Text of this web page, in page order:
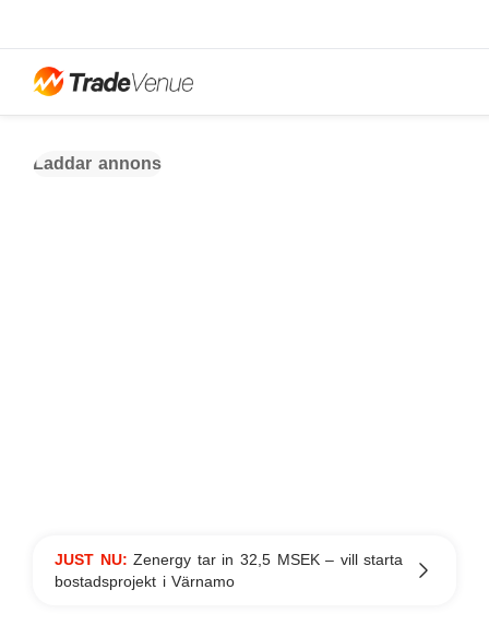
Laddar annons
JUST NU:Zenergy tar in 32,5 MSEK – vill starta
bostadsprojekt i Värnamo